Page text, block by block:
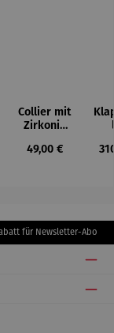
Collier mit
Zirkonia
|
Regulärer Preis:
49,00 €
für Newsletter-Abo